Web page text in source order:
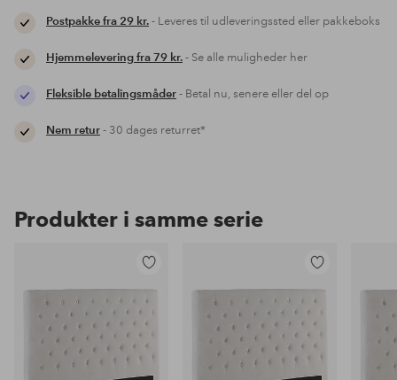
Postpakke fra 29 kr.- Leveres til udleveringssted eller pakkeboks
Hjemmelevering fra 79 kr.- Se alle muligheder her
Fleksible betalingsmåder- Betal nu, senere eller del op
Nem retur- 30 dages returret*
Produkter i samme serie
til
favoritter
til
favoritter